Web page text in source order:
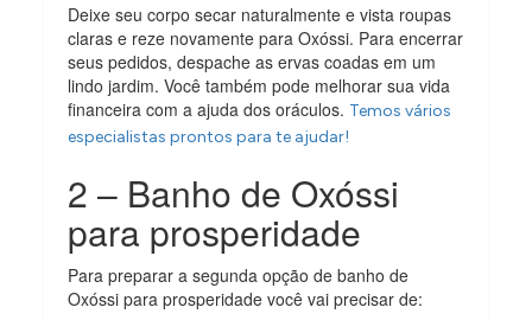
Deixe seu corpo secar naturalmente e vista roupas
claras e reze novamente para Oxóssi. Para encerrar
seus pedidos, despache as ervas coadas em um
lindo jardim. Você também pode melhorar sua vida
financeira com a ajuda dos oráculos. Temos vários
especialistas prontos para te ajudar!
2 – Banho de Oxóssi
para prosperidade
Para preparar a segunda opção de banho de
Oxóssi para prosperidade você vai precisar de: